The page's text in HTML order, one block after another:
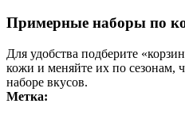
Примерные наборы по
Для удобства подберите
кожи и меняйте их по сезонам,
наборе вкусов.
Метка: